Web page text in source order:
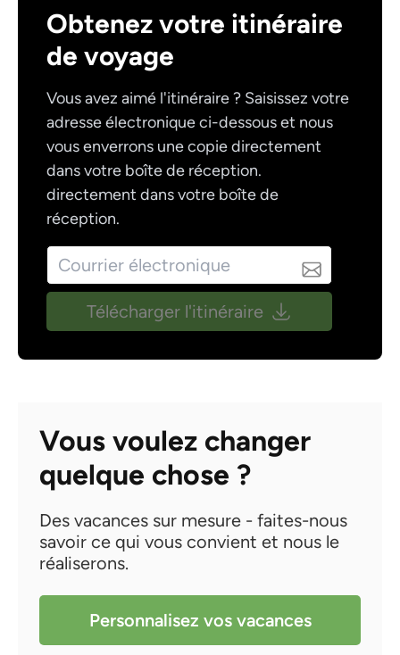
Obtenez votre itinéraire
de voyage
Vous avez aimé l'itinéraire ? Saisissez votre
adresse électronique ci-dessous et nous
vous enverrons une copie directement
dans votre boîte de réception.
directement dans votre boîte de
réception.
Télécharger l'itinéraire
Vous voulez changer
quelque chose ?
Des vacances sur mesure - faites-nous
savoir ce qui vous convient et nous le
réaliserons.
Personnalisez vos vacances